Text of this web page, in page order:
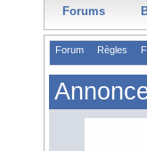
Forums
Forum Règles